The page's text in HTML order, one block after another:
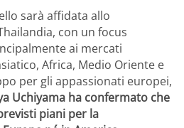
sarà affidata allo
con un focus
ai mercati
Africa, Medio Oriente e
per gli appassionati europei,
Uchiyama ha confermato che
piani per la